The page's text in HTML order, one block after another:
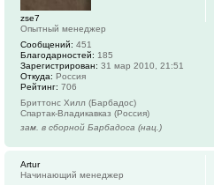
zse7
Опытный менеджер
Сообщений: 451
Благодарностей: 185
Зарегистрирован: 31 мар 2010, 21:51
Откуда: Россия
Рейтинг: 706
Бриттонс Хилл (Барбадос)
Спартак-Владикавказ (Россия)
зам. в сборной Барбадоса (нац.)
Artur
Начинающий менеджер